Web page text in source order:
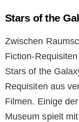
Stars of the
Zwischen
Fiction-
Stars of the
Requisiten aus
Filmen. Einige
Museum spielt